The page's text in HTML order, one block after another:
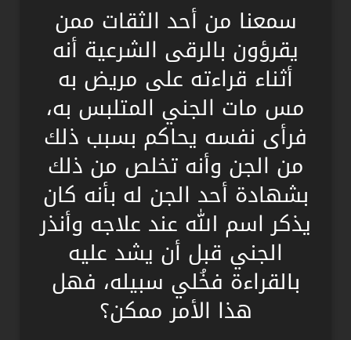
سمعنا من أحد الثقات ممن
يقرؤون بالرقى الشرعية أنه
أثناء قراءته على مريض به
مس مات الجني المتلبس به،
فرأى نفسه يحاكم بسبب ذلك
من الجن وأنه تخلص من ذلك
بشهادة أحد الجن له بأنه كان
يذكر اسم الله عند علاجه وأنذر
الجني قبل أن يشد عليه
بالقراءة فخُلي سبيله، فهل
هذا الأمر ممكن؟